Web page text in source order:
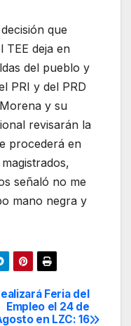
que
TEE deja en
del pueblo y
PRI y del PRD
y su
revisarán la
procederá en
señaló no me
mano negra y
Feria del
Empleo el 24 de
en LZC: 16